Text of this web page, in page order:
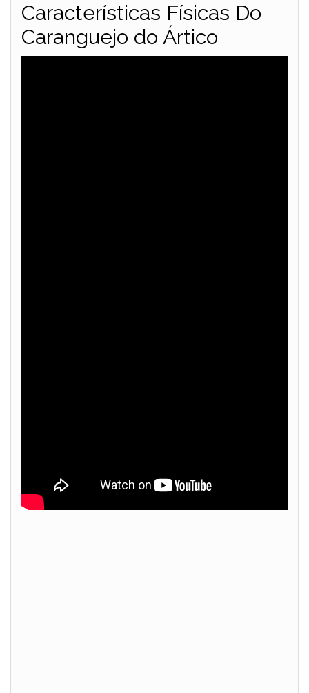
Características Físicas Do
Caranguejo do Ártico